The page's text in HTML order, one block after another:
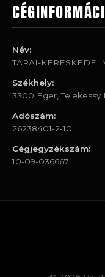
Név:
TARAI-
Székhely:
3300 Eger, Telekessy
Adószám:
26238401-2-10
Cégjegyzékszám:
10-09-036667